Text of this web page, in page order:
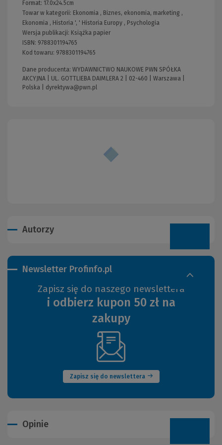
Format: 17.0x24.5cm
Towar w kategorii: Ekonomia , Biznes, ekonomia, marketing ,
Ekonomia , Historia ', ' Historia Europy , Psychologia
Wersja publikacji: Książka papier
ISBN: 9788301194765
Kod towaru: 9788301194765
Dane producenta: WYDAWNICTWO NAUKOWE PWN SPÓŁKA
AKCYJNA | UL. GOTTLIEBA DAIMLERA 2 | 02-460 | Warszawa |
Polska | dyrektywa@pwn.pl
Autorzy
Newsletter Profinfo.pl
Zapisz się do naszego newslettera
i odbierz kupon 50 zł na
zakupy
Zapisz się do newslettera
(Nowe
okno)
Opinie